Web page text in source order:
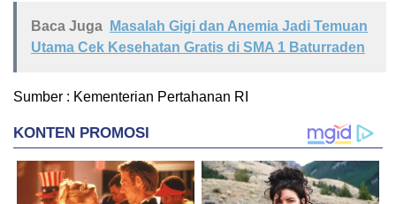
Baca Juga
Masalah Gigi dan Anemia Jadi Temuan
Utama Cek Kesehatan Gratis di SMA 1 Baturraden
Sumber : Kementerian Pertahanan RI